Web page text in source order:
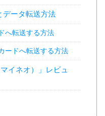
データ転送方法
へ転送する方法
ードへ転送する方法
イネオ）」レビュ